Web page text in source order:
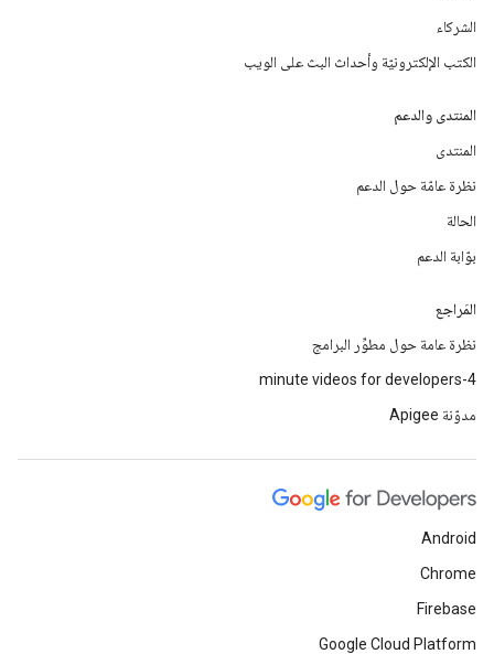
الشركاء
الكتب الإلكترونيّة وأحداث البث على الويب
المنتدى والدعم
المنتدى
نظرة عامّة حول الدعم
الحالة
بوّابة الدعم
المَراجع
نظرة عامة حول مطوِّر البرامج
4-minute videos for developers
مدوّنة Apigee
Android
Chrome
Firebase
Google Cloud Platform